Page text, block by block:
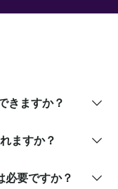
きますか？
ますか？
必要ですか？